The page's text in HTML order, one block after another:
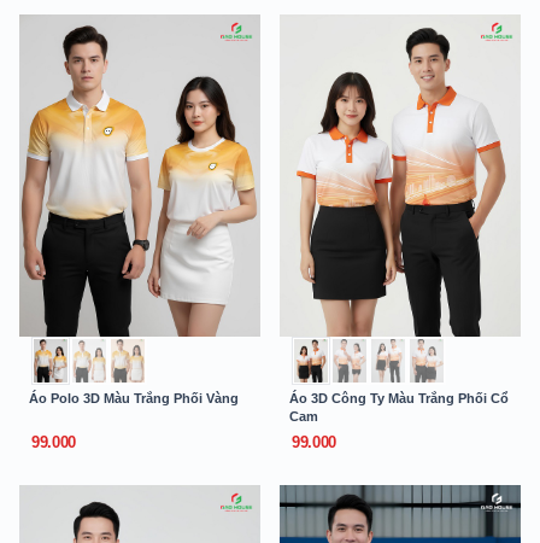
Áo Polo 3D Màu Trắng Phối Vàng
99.000
Áo 3D Công Ty Màu Trắng Phối Cổ
Cam
99.000